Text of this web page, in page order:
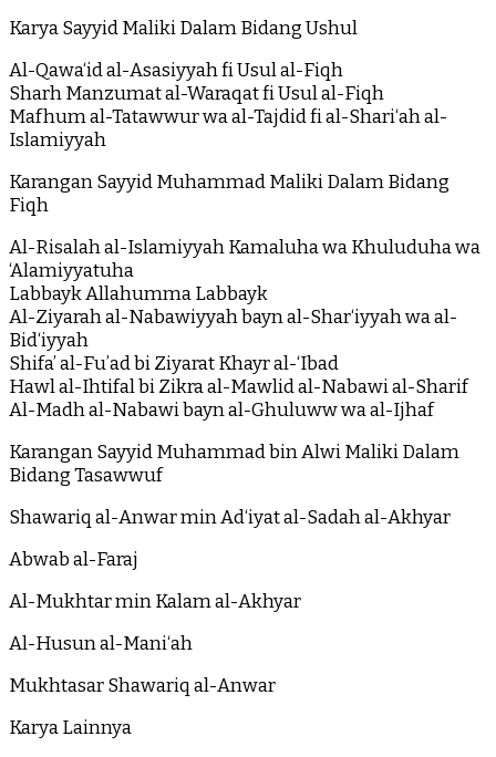
Karya Sayyid Maliki Dalam Bidang Ushul
Al-Qawa‘id al-Asasiyyah fi Usul al-Fiqh
Sharh Manzumat al-Waraqat fi Usul al-Fiqh
Mafhum al-Tatawwur wa al-Tajdid fi al-Shari‘ah al-
Islamiyyah
Karangan Sayyid Muhammad Maliki Dalam Bidang
Fiqh
Al-Risalah al-Islamiyyah Kamaluha wa Khuluduha wa
‘Alamiyyatuha
Labbayk Allahumma Labbayk
Al-Ziyarah al-Nabawiyyah bayn al-Shar‘iyyah wa al-
Bid‘iyyah
Shifa’ al-Fu’ad bi Ziyarat Khayr al-‘Ibad
Hawl al-Ihtifal bi Zikra al-Mawlid al-Nabawi al-Sharif
Al-Madh al-Nabawi bayn al-Ghuluww wa al-Ijhaf
Karangan Sayyid Muhammad bin Alwi Maliki Dalam
Bidang Tasawwuf
Shawariq al-Anwar min Ad‘iyat al-Sadah al-Akhyar
Abwab al-Faraj
Al-Mukhtar min Kalam al-Akhyar
Al-Husun al-Mani‘ah
Mukhtasar Shawariq al-Anwar
Karya Lainnya